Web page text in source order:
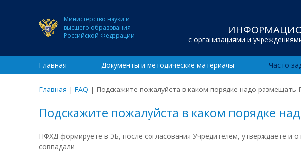
Министерство науки и
высшего образования
Российской Федерации
с организациями и
Главная Документы и методические материалы Часто
Главная | FAQ | Подскажите пожалуйста в каком порядке надо размещать
Подскажите пожалуйста в каком порядке
ПФХД формируете в ЭБ, после согласования Учредителем, утверждаете
совпадали.